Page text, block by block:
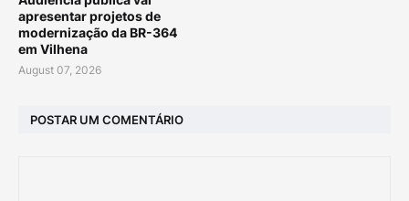
apresentar projetos de
modernização da BR-364
em Vilhena
August 07, 2026
POSTAR UM COMENTÁRIO